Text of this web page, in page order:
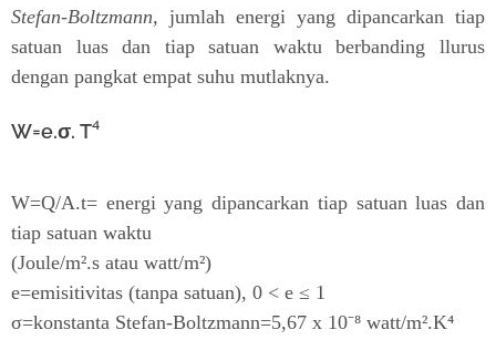
Stefan-Boltzmann, jumlah energi yang dipancarkan tiap
satuan luas dan tiap satuan waktu berbanding llurus
dengan pangkat empat suhu mutlaknya.
W=e.σ. T⁴
W=Q/A.t= energi yang dipancarkan tiap satuan luas dan
tiap satuan waktu
(Joule/m².s atau watt/m²)
e=emisitivitas (tanpa satuan), 0 < e ≤ 1
σ=konstanta Stefan-Boltzmann=5,67 x 10⁻⁸ watt/m².K⁴